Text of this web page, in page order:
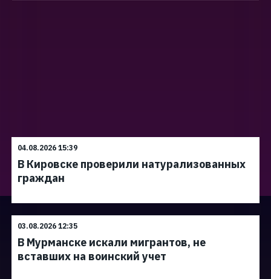
04.08.2026 15:39
В Кировске проверили натурализованных
граждан
03.08.2026 12:35
В Мурманске искали мигрантов, не
вставших на воинский учет